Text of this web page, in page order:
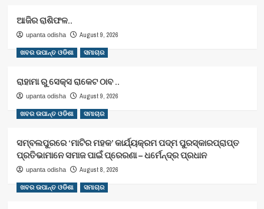
ଆଜିର ରାଶିଫଳ..
upanta odisha August 9, 2026
ଖବର ଉପାନ୍ତ ଓଡିଶା ସମାଚାର
ରାହାମା ରୁ ସେକ୍ସ ରାକେଟ ଠାବ ..
upanta odisha August 9, 2026
ଖବର ଉପାନ୍ତ ଓଡିଶା ସମାଚାର
ସମ୍ବଲପୁରରେ ‘ମାଟିର ମହକ’ କାର୍ଯ୍ୟକ୍ରମ ପଦ୍ମ ପୁରସ୍କାରପ୍ରାପ୍ତ
ପ୍ରତିଭାମାନେ ସମାଜ ପାଇଁ ପ୍ରେରଣା – ଧର୍ମେନ୍ଦ୍ର ପ୍ରଧାନ
upanta odisha August 8, 2026
ଖବର ଉପାନ୍ତ ଓଡିଶା ସମାଚାର